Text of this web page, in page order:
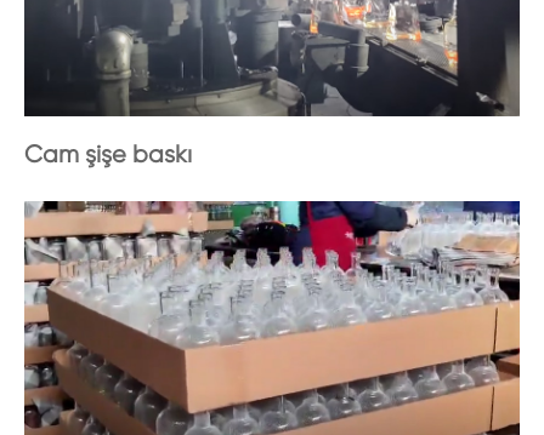
Cam şişe baskı